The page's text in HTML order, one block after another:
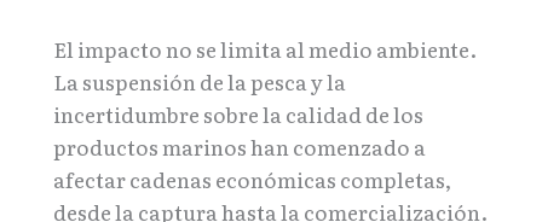
El impacto no se limita al medio ambiente.
La suspensión de la pesca y la
incertidumbre sobre la calidad de los
productos marinos han comenzado a
afectar cadenas económicas completas,
desde la captura hasta la comercialización.